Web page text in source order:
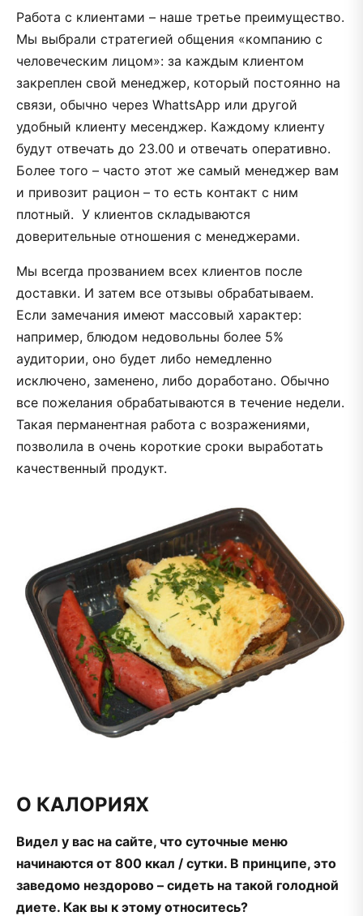
Работа с клиентами – наше третье преимущество.
Мы выбрали стратегией общения «компанию с
человеческим лицом»: за каждым клиентом
закреплен свой менеджер, который постоянно на
связи, обычно через WhattsApp или другой
удобный клиенту месенджер. Каждому клиенту
будут отвечать до 23.00 и отвечать оперативно.
Более того – часто этот же самый менеджер вам
и привозит рацион – то есть контакт с ним
плотный. У клиентов складываются
доверительные отношения с менеджерами.
Мы всегда прозванием всех клиентов после
доставки. И затем все отзывы обрабатываем.
Если замечания имеют массовый характер:
например, блюдом недовольны более 5%
аудитории, оно будет либо немедленно
исключено, заменено, либо доработано. Обычно
все пожелания обрабатываются в течение недели.
Такая перманентная работа с возражениями,
позволила в очень короткие сроки выработать
качественный продукт.
О КАЛОРИЯХ
Видел у вас на сайте, что суточные меню
начинаются от 800 ккал / сутки. В принципе, это
заведомо нездорово – сидеть на такой голодной
диете. Как вы к этому относитесь?